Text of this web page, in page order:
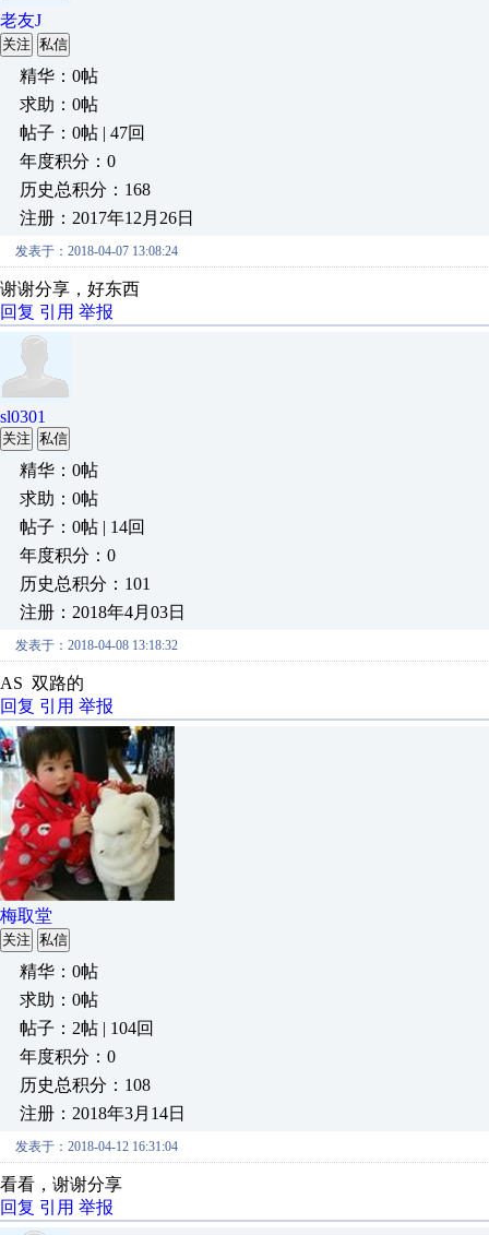
老友J
关注 私信
精华：0帖
求助：0帖
帖子：0帖 | 47回
年度积分：0
历史总积分：168
注册：2017年12月26日
发表于：2018-04-07 13:08:24
谢谢分享，好东西
回复 引用 举报
sl0301
关注 私信
精华：0帖
求助：0帖
帖子：0帖 | 14回
年度积分：0
历史总积分：101
注册：2018年4月03日
发表于：2018-04-08 13:18:32
AS 双路的
回复 引用 举报
梅取堂
关注 私信
精华：0帖
求助：0帖
帖子：2帖 | 104回
年度积分：0
历史总积分：108
注册：2018年3月14日
发表于：2018-04-12 16:31:04
看看，谢谢分享
回复 引用 举报